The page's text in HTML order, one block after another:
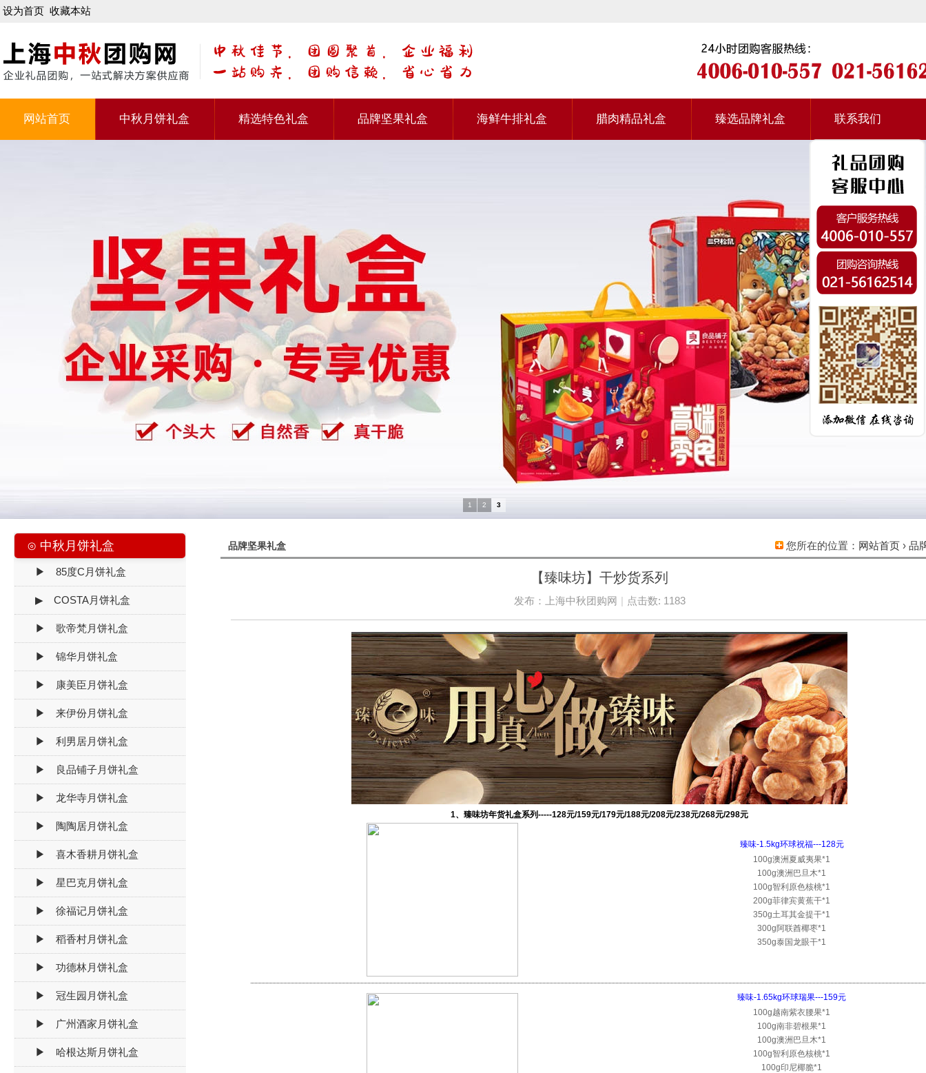
设为首页 收藏本站
网站首页 中秋月饼礼盒 精选特色礼盒 品牌坚果礼盒 海鲜牛排礼盒 腊肉精品礼盒 臻选品牌礼盒 联系我们
1 2 3
品牌坚果礼盒 您所在的位置： 网站首页 › 品
【臻味坊】干炒货系列
发布： 上海中秋团购网 | 点击数: 1183
1、臻味坊年货礼盒系列-----128元/159元/179元/188元/208元/238元/268元/298元
臻味-1.5kg环球祝福---128元
100g澳洲夏威夷果*1
100g澳洲巴旦木*1
100g智利原色核桃*1
200g菲律宾黄蕉干*1
350g土耳其金提干*1
300g阿联酋椰枣*1
350g泰国龙眼干*1
臻味-1.65kg环球瑞果---159元
100g越南紫衣腰果*1
100g南非碧根果*1
100g澳洲巴旦木*1
100g智利原色核桃*1
100g印尼椰脆*1
⊙ 中秋月饼礼盒
▶ 85度C月饼礼盒
▶ COSTA月饼礼盒
▶ 歌帝梵月饼礼盒
▶ 锦华月饼礼盒
▶ 康美臣月饼礼盒
▶ 来伊份月饼礼盒
▶ 利男居月饼礼盒
▶ 良品铺子月饼礼盒
▶ 龙华寺月饼礼盒
▶ 陶陶居月饼礼盒
▶ 喜木香耕月饼礼盒
▶ 星巴克月饼礼盒
▶ 徐福记月饼礼盒
▶ 稻香村月饼礼盒
▶ 功德林月饼礼盒
▶ 冠生园月饼礼盒
▶ 广州酒家月饼礼盒
▶ 哈根达斯月饼礼盒